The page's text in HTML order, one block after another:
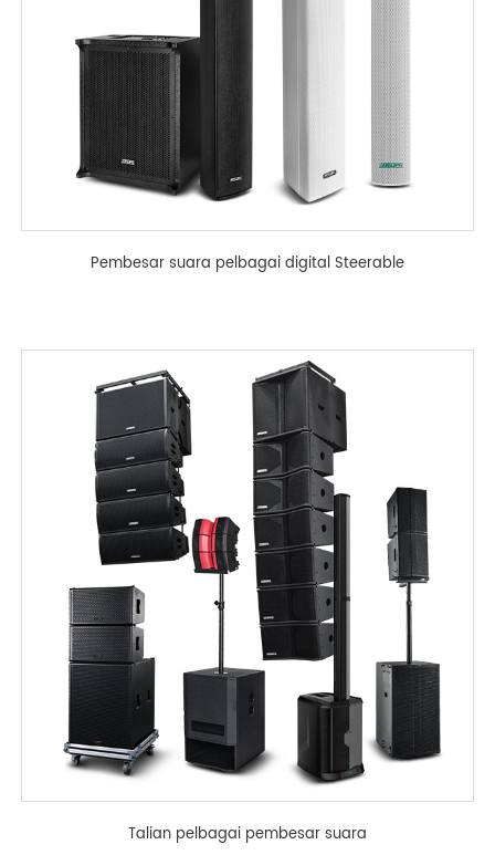
Pembesar suara pelbagai digital Steerable
Talian pelbagai pembesar suara